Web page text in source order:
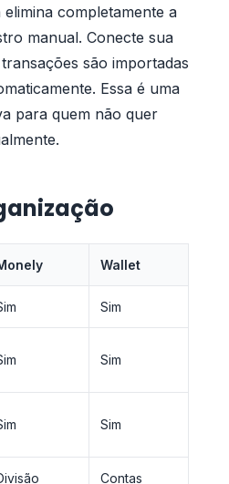
completamente a
manual. Conecte sua
são importadas
Essa é uma
para quem não quer
Wallet
Sim
Sim
Sim
Contas